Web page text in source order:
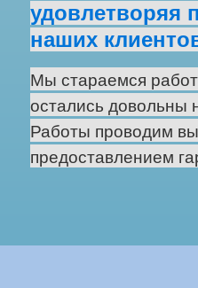
удовлетворяя
наших
Мы стараемся
остались довольны
Работы проводим
предоставлением